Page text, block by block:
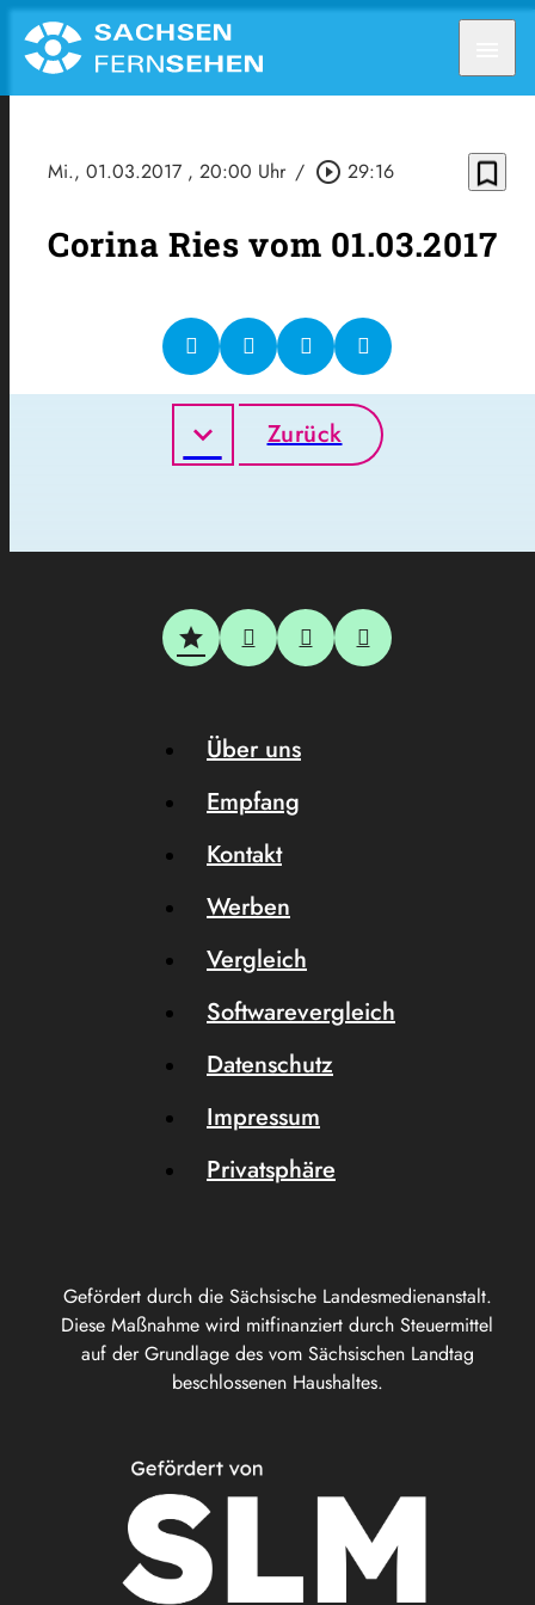
Mi., 01.03.2017 , 20:00 Uhr / play_circle_outline 29:16 bookmark_border
Corina Ries vom 01.03.2017
Zurück
Gefördert durch die Sächsische Landesmedienanstalt.
Diese Maßnahme wird mitfinanziert durch Steuermittel
auf der Grundlage des vom Sächsischen Landtag
beschlossenen Haushaltes.
Über uns
Empfang
Kontakt
Werben
Vergleich
Softwarevergleich
Datenschutz
Impressum
Privatsphäre